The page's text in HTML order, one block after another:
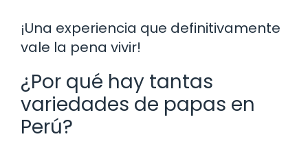
¡Una experiencia que definitivamente
vale la pena vivir!
¿Por qué hay tantas
variedades de papas en
Perú?